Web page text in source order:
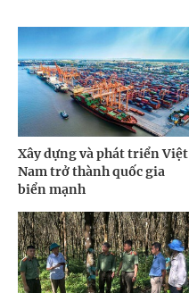
Xây dựng và phát triển Việt
Nam trở thành quốc gia
biển mạnh